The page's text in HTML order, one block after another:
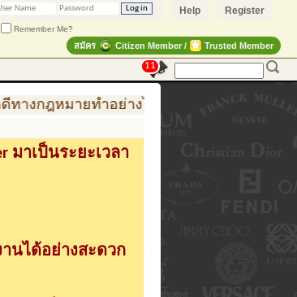
Register
Help
Remember Me?
สมัคร Citizen Member / Trusted Member
11
งกฎหมายทำอย่างไร
มาเป็นระยะเวลา
านได้อย่างสะดวก